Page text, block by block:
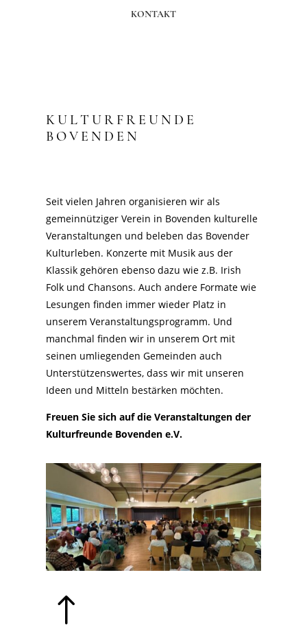
KONTAKT
KULTURFREUNDE
BOVENDEN
Seit vielen Jahren organisieren wir als
gemeinnütziger Verein in Bovenden kulturelle
Veranstaltungen und beleben das Bovender
Kulturleben. Konzerte mit Musik aus der
Klassik gehören ebenso dazu wie z.B. Irish
Folk und Chansons. Auch andere Formate wie
Lesungen finden immer wieder Platz in
unserem Veranstaltungsprogramm. Und
manchmal finden wir in unserem Ort mit
seinen umliegenden Gemeinden auch
Unterstützenswertes, dass wir mit unseren
Ideen und Mitteln bestärken möchten.
Freuen Sie sich auf die Veranstaltungen der
Kulturfreunde Bovenden e.V.
!